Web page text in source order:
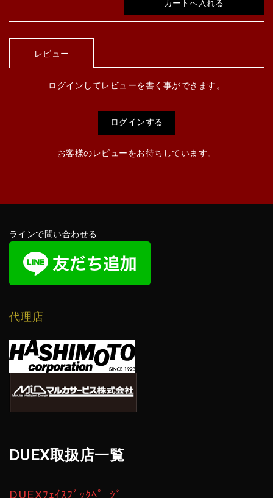
レビュー
ログインしてレビューを書く事ができます。
ログインする
お客様のレビューをお待ちしています。
ラインで問い合わせる
代理店
DUEX取扱店一覧
DUEXﾌｪｲｽﾌﾞｯｸﾍﾟｰｼﾞ